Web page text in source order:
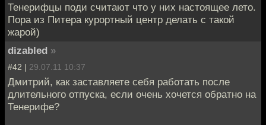
Тенерифцы поди считают что у них настоящее лето.
Пора из Питера курортный центр делать с такой
жарой)
dizabled »
#42 | 29.07.11 10:37
Дмитрий, как заставляете себя работать после
длительного отпуска, если очень хочется обратно на
Тенерифе?